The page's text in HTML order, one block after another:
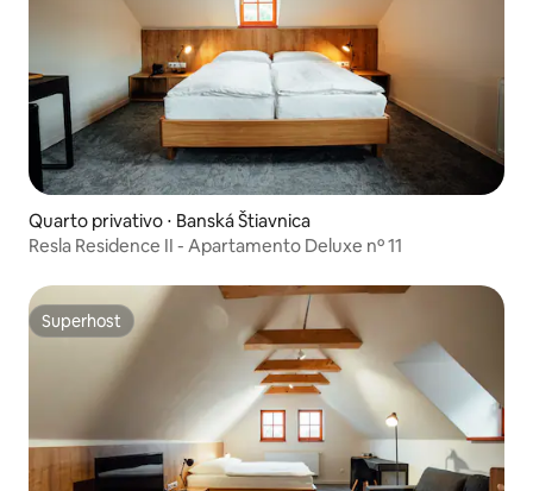
Quarto privativo ⋅ Banská Štiavnica
Resla Residence II - Apartamento Deluxe nº 11
Superhost
Superhost